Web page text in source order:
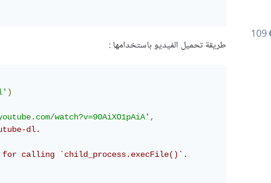
109
طريقة تحميل الفيديو باستخدامها :
)
watch?v=90AiXO1pAiA' ,
dl.
calling `child_process.execFile()`.